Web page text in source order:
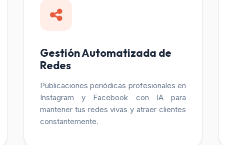
Gestión Automatizada de
Redes
Publicaciones periódicas profesionales en
Instagram y Facebook con IA para
mantener tus redes vivas y atraer clientes
constantemente.